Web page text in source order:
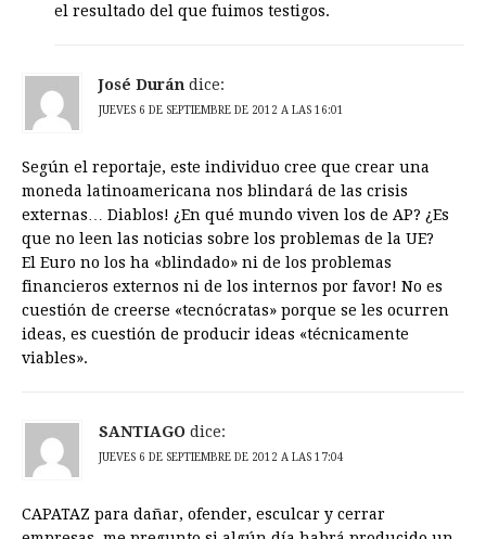
el resultado del que fuimos testigos.
José Durán dice:
JUEVES 6 DE SEPTIEMBRE DE 2012 A LAS 16:01
Según el reportaje, este individuo cree que crear una
moneda latinoamericana nos blindará de las crisis
externas… Diablos! ¿En qué mundo viven los de AP? ¿Es
que no leen las noticias sobre los problemas de la UE?
El Euro no los ha «blindado» ni de los problemas
financieros externos ni de los internos por favor! No es
cuestión de creerse «tecnócratas» porque se les ocurren
ideas, es cuestión de producir ideas «técnicamente
viables».
SANTIAGO dice:
JUEVES 6 DE SEPTIEMBRE DE 2012 A LAS 17:04
CAPATAZ para dañar, ofender, esculcar y cerrar